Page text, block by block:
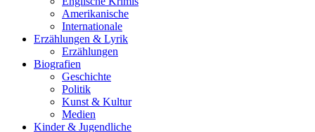
Amerikanische
Internationale
Erzählungen & Lyrik
Erzählungen
Biografien
Geschichte
Politik
Kunst & Kultur
Medien
Kinder & Jugendliche